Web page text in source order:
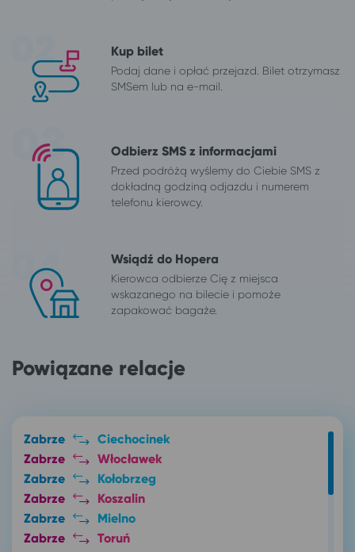
Kup bilet
Podaj dane i opłać przejazd. Bilet otrzymasz
SMSem lub na e-mail.
Odbierz SMS z informacjami
Przed podróżą wyślemy do Ciebie SMS z
dokładną godziną odjazdu i numerem
telefonu kierowcy.
Wsiądź do Hopera
Kierowca odbierze Cię z miejsca
wskazanego na bilecie i pomoże
zapakować bagaże.
Powiązane relacje
Zabrze
Ciechocinek
Zabrze
Włocławek
Zabrze
Kołobrzeg
Zabrze
Koszalin
Zabrze
Mielno
Zabrze
Toruń